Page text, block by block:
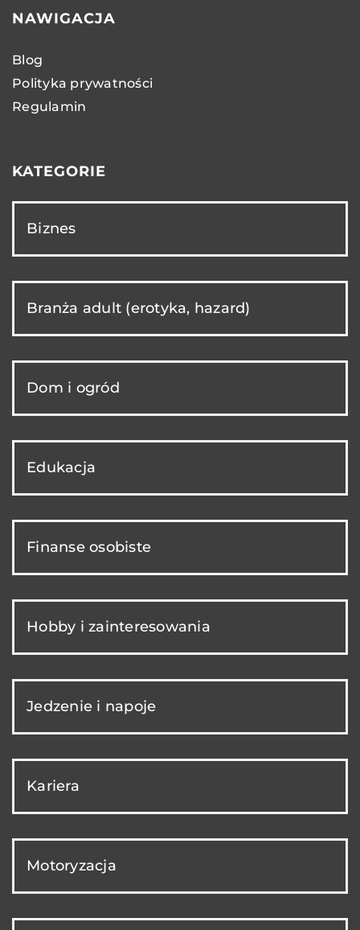
NAWIGACJA
Blog
Polityka prywatności
Regulamin
KATEGORIE
Biznes
Branża adult (erotyka, hazard)
Dom i ogród
Edukacja
Finanse osobiste
Hobby i zainteresowania
Jedzenie i napoje
Kariera
Motoryzacja